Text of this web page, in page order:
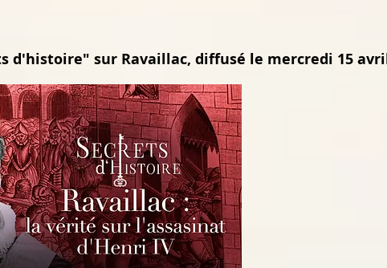
sur Ravaillac, diffusé le mercredi 15